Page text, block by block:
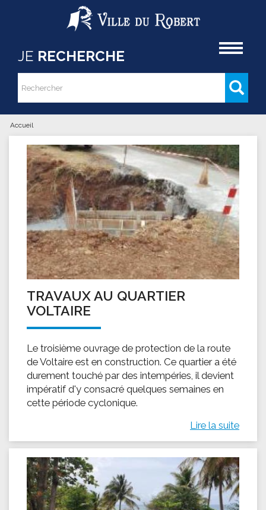
Aller au contenu principal
JE RECHERCHE
Formulaire de recherche
Rechercher
Vous êtes ici
Accueil
TRAVAUX AU QUARTIER
VOLTAIRE
Le troisième ouvrage de protection de la route
de Voltaire est en construction. Ce quartier a été
durement touché par des intempéries, il devient
impératif d'y consacré quelques semaines en
cette période cyclonique.
Lire la suite